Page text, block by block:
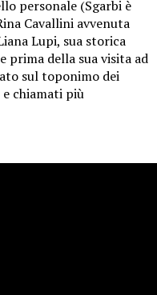
personale (Sgarbi è
Cavallini avvenuta
Lupi, sua storica
prima della sua visita ad
sul toponimo dei
chiamati più